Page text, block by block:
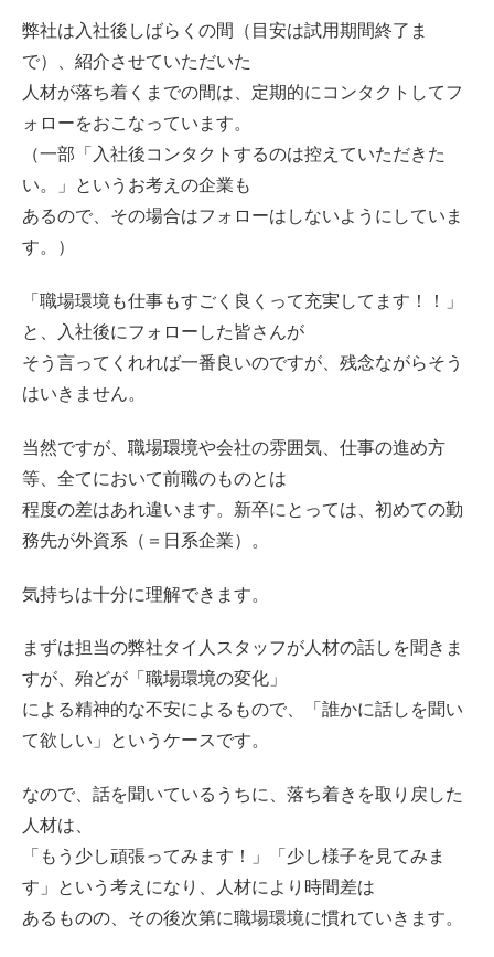
弊社は入社後しばらくの間（目安は試用期間終了ま
で）、紹介させていただいた
人材が落ち着くまでの間は、定期的にコンタクトしてフ
ォローをおこなっています。
（一部「入社後コンタクトするのは控えていただきた
い。」というお考えの企業も
あるので、その場合はフォローはしないようにしていま
す。）
「職場環境も仕事もすごく良くって充実してます！！」
と、入社後にフォローした皆さんが
そう言ってくれれば一番良いのですが、残念ながらそう
はいきません。
当然ですが、職場環境や会社の雰囲気、仕事の進め方
等、全てにおいて前職のものとは
程度の差はあれ違います。新卒にとっては、初めての勤
務先が外資系（＝日系企業）。
気持ちは十分に理解できます。
まずは担当の弊社タイ人スタッフが人材の話しを聞きま
すが、殆どが「職場環境の変化」
による精神的な不安によるもので、「誰かに話しを聞い
て欲しい」というケースです。
なので、話を聞いているうちに、落ち着きを取り戻した
人材は、
「もう少し頑張ってみます！」「少し様子を見てみま
す」という考えになり、人材により時間差は
あるものの、その後次第に職場環境に慣れていきます。